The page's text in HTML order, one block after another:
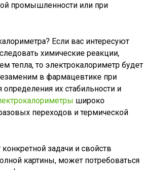
промышленности или при
Если вас интересуют
химические реакции,
то электрокалориметр будет
в фармацевтике при
их стабильности и
широко
переходов и термической
задачи и свойств
картины, может потребоваться